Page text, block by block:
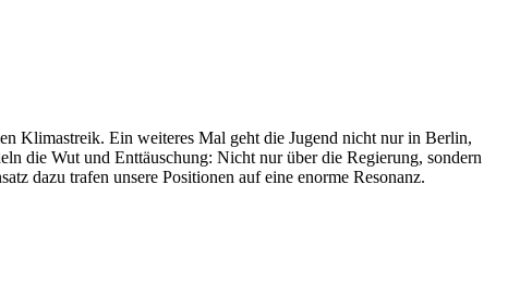
Klimastreik. Ein weiteres Mal geht die Jugend nicht nur in Berlin,
die Wut und Enttäuschung: Nicht nur über die Regierung, sondern
dazu trafen unsere Positionen auf eine enorme Resonanz.